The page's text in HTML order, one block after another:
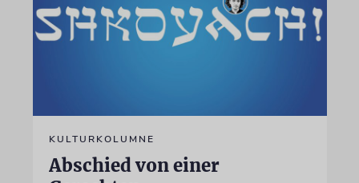
KULTURKOLUMNE
Abschied von einer